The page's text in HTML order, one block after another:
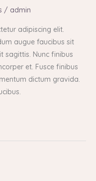
/ admin
adipiscing elit.
augue faucibus sit
sagittis. Nunc finibus
et. Fusce finibus
dictum gravida.